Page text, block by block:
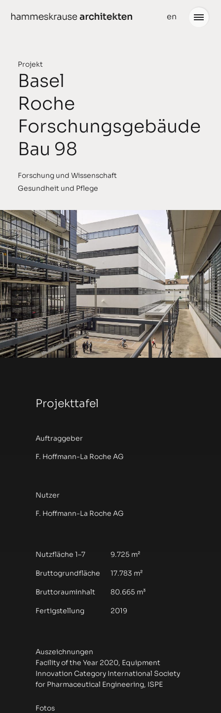
zum
en
Projekte
gedacht
geplant
gebaut
ausgezeichnet
Team
Stellenangebote
Projekt
Basel
Roche
Forschungsgebäude
Bau 98
Forschung und Wissenschaft
Gesundheit und Pflege
Projekttafel
Auftraggeber
F. Hoffmann-La Roche AG
Nutzer
F. Hoffmann-La Roche AG
Nutzfläche 1–7 9.725 m²
Bruttogrundfläche 17.783 m²
Bruttorauminhalt 80.665 m³
Fertigstellung 2019
Auszeichnungen
Facility of the Year 2020, Equipment
Innovation Category International Society
for Pharmaceutical Engineering, ISPE
Fotos